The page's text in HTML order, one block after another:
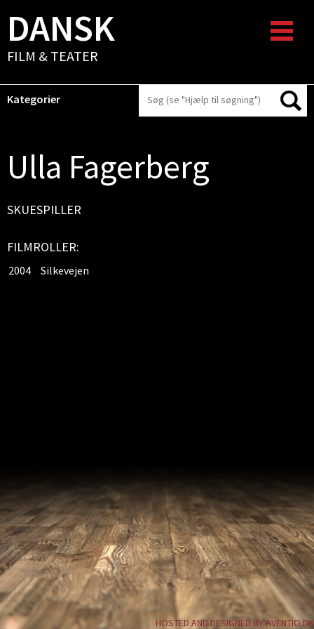
DANSK
FILM & TEATER
Kategorier
Ulla Fagerberg
SKUESPILLER
FILMROLLER:
2004 Silkevejen
HOSTED AND DESIGNED BY AVENTIO.DK